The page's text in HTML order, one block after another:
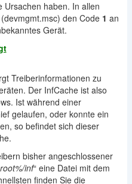
Ursachen haben. In allen
den Code 1 an
Gerät.
Treiberinformationen zu
Der InfCache ist also
Ist während einer
gelaufen, oder konnte ein
so befindet sich dieser
bisher angeschlossener
inf“ eine Datei mit dem
finden Sie die